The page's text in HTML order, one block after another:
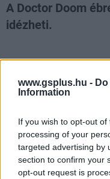
www.gsplus.hu -
Information
If you wish to opt-out
processing of your
targeted advertising by
section to confirm your
opt-out request is
A Doctor Doom
idézheti.
A Bosszúállók:
eseménynek
ismerősök is
kap Chris Evans
Thorja, Robert
Vasemberként,